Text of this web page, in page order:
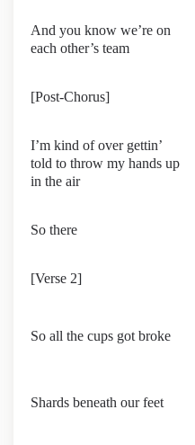
And you know we’re on
each other’s team
[Post-Chorus]
I’m kind of over gettin’
told to throw my hands up
in the air
So there
[Verse 2]
So all the cups got broke
Shards beneath our feet